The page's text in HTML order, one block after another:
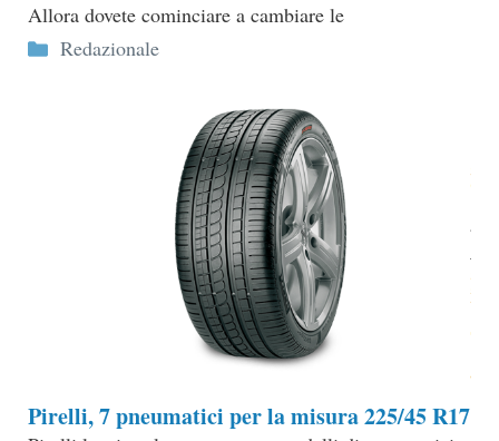
Allora dovete cominciare a cambiare le
Categorie
Redazionale
Pirelli, 7 pneumatici per la misura 225/45 R17